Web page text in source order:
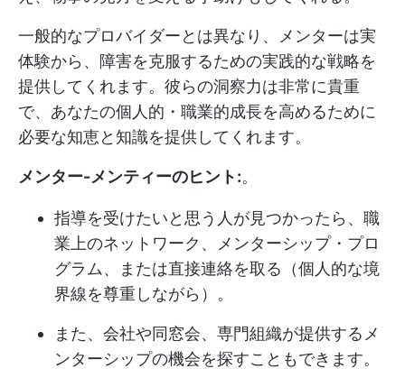
一般的なプロバイダーとは異なり、メンターは実
体験から、障害を克服するための実践的な戦略を
提供してくれます。彼らの洞察力は非常に貴重
で、あなたの個人的・職業的成長を高めるために
必要な知恵と知識を提供してくれます。
メンター-メンティーのヒント:。
指導を受けたいと思う人が見つかったら、職
業上のネットワーク、メンターシップ・プロ
グラム、または直接連絡を取る（個人的な境
界線を尊重しながら）。
また、会社や同窓会、専門組織が提供するメ
ンターシップの機会を探すこともできます。